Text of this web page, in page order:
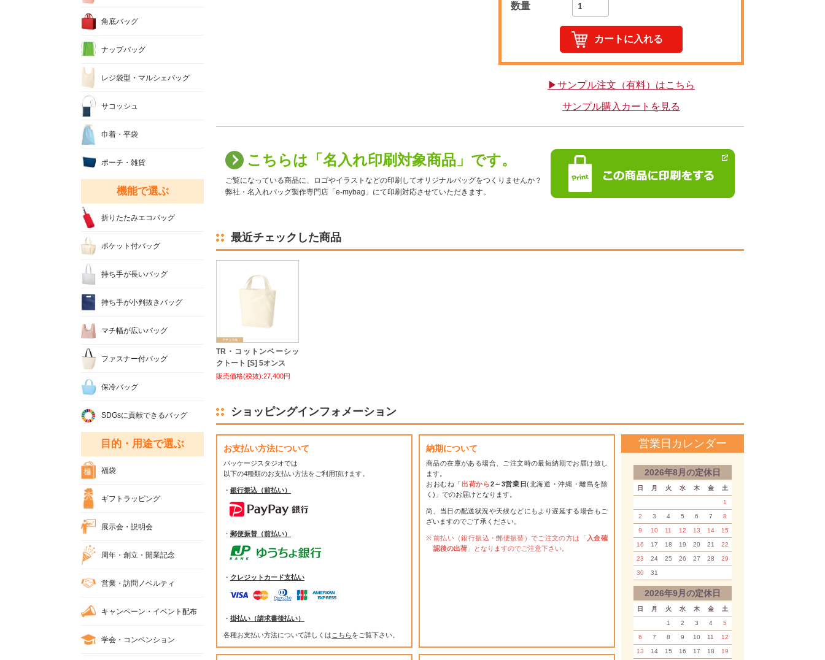
数量
▶サンプル注文（有料）はこちら
サンプル購入カートを見る
こちらは「名入れ印刷対象商品」です。
ご覧になっている商品に、ロゴやイラストなどの印刷してオリジナルバッグをつくりませんか？
弊社・名入れバッグ製作専門店「e-mybag」にて印刷対応させていただきます。
最近チェックした商品
TR・コットンベーシッ
クトート [S] 5オンス
販売価格(税抜):27,400円
ショッピングインフォメーション
お支払い方法について
パッケージスタジオでは
以下の4種類のお支払い方法をご利用頂けます。
・ 銀行振込（前払い）
・ 郵便振替（前払い）
・ クレジットカード支払い
・ 掛払い（請求書後払い）
各種お支払い方法について詳しくは こちらをご覧下さい。
納期について
商品の在庫がある場合、ご注文時の最短納期でお届け致し
ます。
おおむね「出荷から2～3営業日(北海道・沖縄・離島を除
く)」でのお届けとなります。
尚、当日の配送状況や天候などにもより遅延する場合もご
ざいますのでご了承ください。
前払い（銀行振込・郵便振替）でご注文の方は「 入金確
認後の出荷 」となりますのでご注意下さい。
営業日カレンダー
2026年8月の定休日
日 月 火 水 木 金 土
1
2 3 4 5 6 7 8
9 10 11 12 13 14 15
16 17 18 19 20 21 22
23 24 25 26 27 28 29
30 31
2026年9月の定休日
日 月 火 水 木 金 土
1 2 3 4 5
6 7 8 9 10 11 12
13 14 15 16 17 18 19
角底バッグ
ナップバッグ
レジ袋型・マルシェバッグ
サコッシュ
巾着・平袋
ポーチ・雑貨
機能で選ぶ
折りたたみエコバッグ
ポケット付バッグ
持ち手が長いバッグ
持ち手が小判抜きバッグ
マチ幅が広いバッグ
ファスナー付バッグ
保冷バッグ
SDGsに貢献できるバッグ
目的・用途で選ぶ
福袋
ギフトラッピング
展示会・説明会
周年・創立・開業記念
営業・訪問ノベルティ
キャンペーン・イベント配布
学会・コンベンション